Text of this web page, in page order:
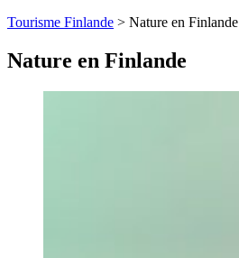
Tourisme Finlande > Nature en Finlande
Nature en Finlande